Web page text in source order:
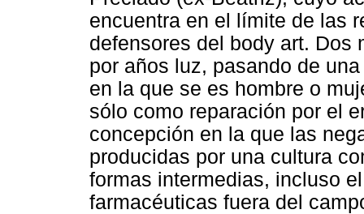
encuentra en el límite de las
defensores del body art. Dos
por años luz, pasando de
en la que se es hombre o
sólo como reparación por el
concepción en la que las
producidas por una cultura
formas intermedias, incluso
farmacéuticas fuera del